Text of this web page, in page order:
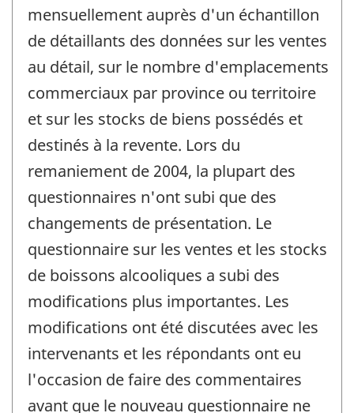
mensuellement auprès d'un échantillon
de détaillants des données sur les ventes
au détail, sur le nombre d'emplacements
commerciaux par province ou territoire
et sur les stocks de biens possédés et
destinés à la revente. Lors du
remaniement de 2004, la plupart des
questionnaires n'ont subi que des
changements de présentation. Le
questionnaire sur les ventes et les stocks
de boissons alcooliques a subi des
modifications plus importantes. Les
modifications ont été discutées avec les
intervenants et les répondants ont eu
l'occasion de faire des commentaires
avant que le nouveau questionnaire ne